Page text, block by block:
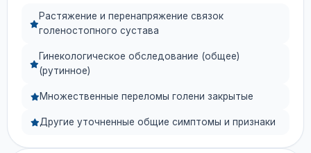
Растяжение и перенапряжение связок
голеностопного сустава
Гинекологическое обследование (общее)
(рутинное)
Множественные переломы голени закрытые
Другие уточненные общие симптомы и признаки